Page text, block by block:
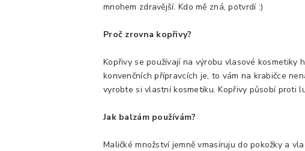
mnohem zdravější. Kdo mě zná, potvrdí :)
Proč zrovna kopřivy?
Kopřivy se používají na výrobu vlasové kosmetiky
konvenčních přípravcích je, to vám na krabičce
vyrobte si vlastní kosmetiku. Kopřivy působí proti
Jak balzám používám?
Maličké množství jemně vmasíruju do pokožky a